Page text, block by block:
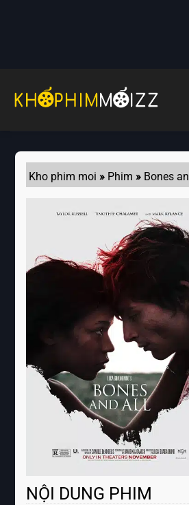
Kho phim moi » Phim » Bones
NỘI DUNG PHIM